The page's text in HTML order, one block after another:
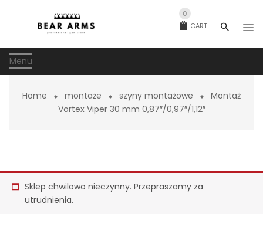
CART
0
Menu
Home montaże szyny montażowe
Montaż
Vortex Viper 30 mm 0,87″/0,97″/1,12″
Sklep chwilowo nieczynny. Przepraszamy za
utrudnienia.